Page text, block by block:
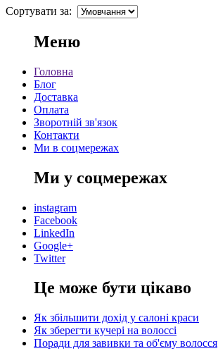
Сортувати за:
Меню
Головна
Блог
Доставка
Оплата
Зворотній зв'язок
Контакти
Ми в соцмережах
Ми у соцмережах
instagram
Facebook
LinkedIn
Google+
Twitter
Це може бути цікаво
Як збільшити дохід у салоні краси
Як зберегти кучері на волоссі
Поради для завивки та об'єму волосся